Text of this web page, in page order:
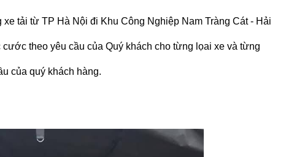
xe tải từ TP Hà Nội đi Khu Công Nghiệp Nam Tràng Cát - Hải
theo yêu cầu của Quý khách cho từng lọai xe và từng
của quý khách hàng.